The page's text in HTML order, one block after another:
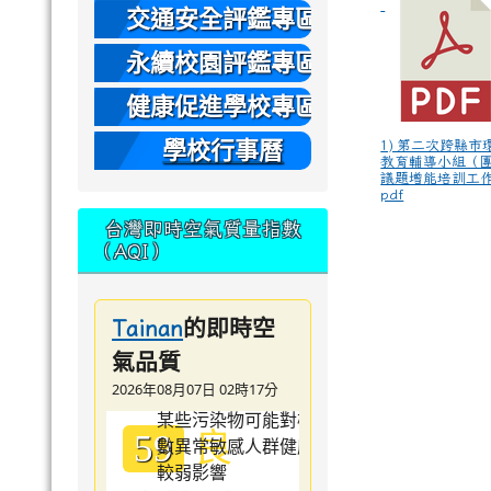
1) 第二次跨縣市
教育輔導小組（團
議題增能培訓工
pdf
本
交通安全評鑑專區
永續校園評鑑專區
健康促進學校專區
學校行事曆
台灣即時空氣質量指數
（AQI）
Tainan的即時空
氣品質
2026年08月07日 02時17分
59 良